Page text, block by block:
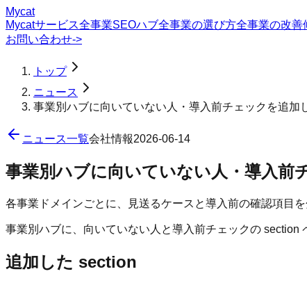
Mycat
Mycatサービス全事業SEOハブ全事業の選び方全事業の改善
お問い合わせ->
トップ
ニュース
事業別ハブに向いていない人・導入前チェックを追加
ニュース一覧会社情報2026-06-14
事業別ハブに向いていない人・導入前
各事業ドメインごとに、見送るケースと導入前の確認項目
事業別ハブに、向いていない人と導入前チェックの section
追加した section